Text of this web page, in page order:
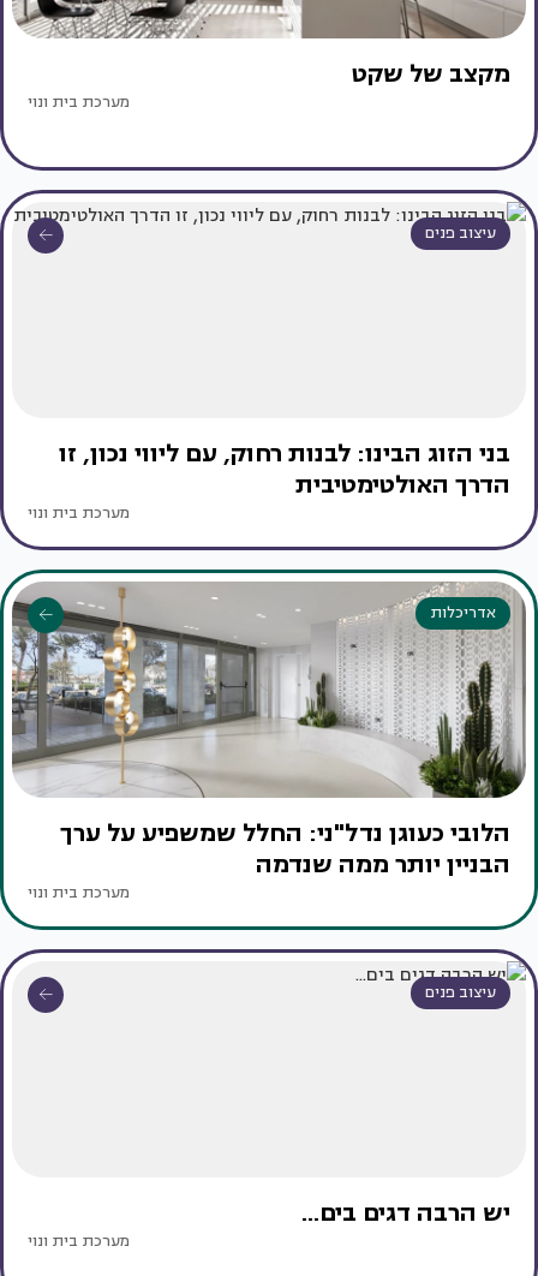
מקצב של שקט
מערכת בית ונוי
עיצוב פנים
בני הזוג הבינו: לבנות רחוק, עם ליווי נכון, זו
הדרך האולטימטיבית
מערכת בית ונוי
אדריכלות
הלובי כעוגן נדל"ני: החלל שמשפיע על ערך
הבניין יותר ממה שנדמה
מערכת בית ונוי
עיצוב פנים
יש הרבה דגים בים...
מערכת בית ונוי